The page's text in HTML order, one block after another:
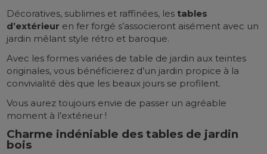
Décoratives, sublimes et raffinées, les tables
d’extérieur en fer forgé s’associeront aisément avec un
jardin mêlant style rétro et baroque.
Avec les formes variées de table de jardin aux teintes
originales, vous bénéficierez d’un jardin propice à la
convivialité dès que les beaux jours se profilent.
Vous aurez toujours envie de passer un agréable
moment à l’extérieur !
Charme indéniable des tables de jardin
bois